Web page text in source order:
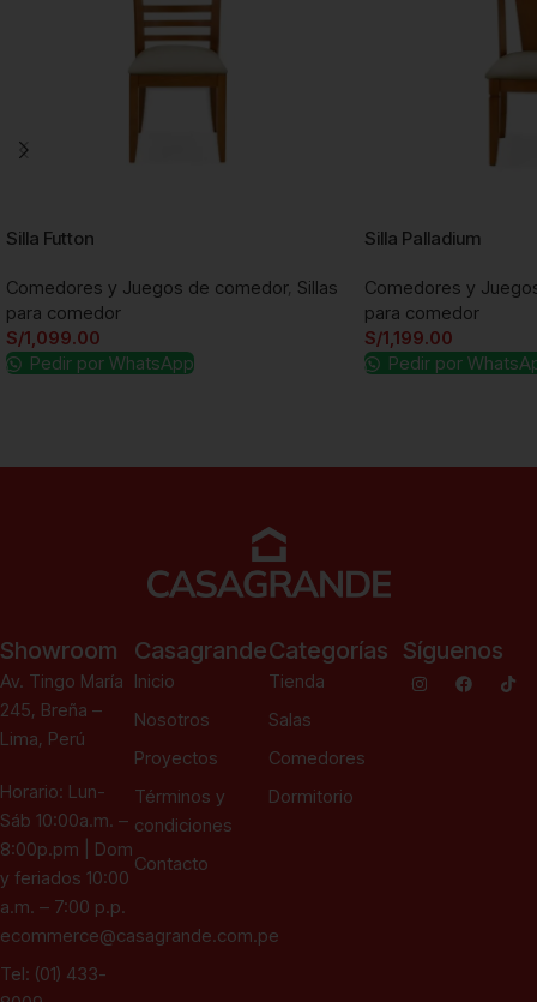
Silla Futton
Comedores y Juegos de comedor, Sillas
para comedor
S/1,099.00
Pedir por WhatsApp
Silla Palladium
Comedores y
para comedor
S/1,199.00
Pedir por
Showroom
Av. Tingo María
245, Breña –
Lima, Perú
Horario: Lun-
Sáb 10:00a.m. –
8:00p.pm | Dom
y feriados 10:00
a.m. – 7:00 p.p.
ecommerce@casagrande.com.pe
Tel: (01) 433-
Casagrande
Inicio
Nosotros
Proyectos
Términos y
condiciones
Contacto
Categorías
Tienda
Salas
Comedores
Dormitorio
Síguenos